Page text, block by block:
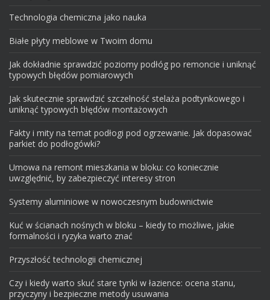
Technologia chemiczna jako nauka
Białe płyty meblowe w Twoim domu
Jak dokładnie sprawdzić poziomy podłóg po remoncie i uniknąć
typowych błędów pomiarowych
Jak skutecznie sprawdzić szczelność stelaża podtynkowego i
uniknąć typowych błędów montażowych
Fakty i mity na temat podłogi pod ogrzewanie. Jak dopasować
parkiet do podłogówki?
Umowa na remont mieszkania w bloku: co koniecznie
uwzględnić, by zabezpieczyć interesy stron
Systemy aluminiowe w nowoczesnym budownictwie
Kuć w ścianach nośnych w bloku – kiedy to możliwe, jakie
formalności i ryzyka warto znać
Przyszłość technologii chemicznej
Czy i kiedy warto skuć stare tynki w łazience: ocena stanu,
przyczyny i bezpieczne metody usuwania